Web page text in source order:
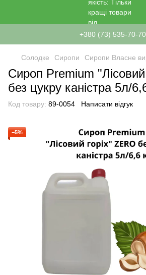
+380 (73) 535-70-70
Солодке Сиропи Сиропи Власне
Сироп Premium "Лісовий
без цукру каністра 5л/
Код товару: 89-0054 Написати відгук
−5%